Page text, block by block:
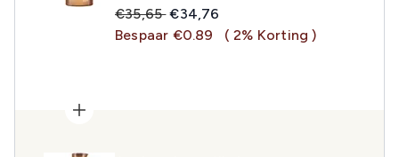
Recommended Retail Price:
€35,65Huidige prijs:
€34,76
Bespaar €0.89
( 2% Korting )